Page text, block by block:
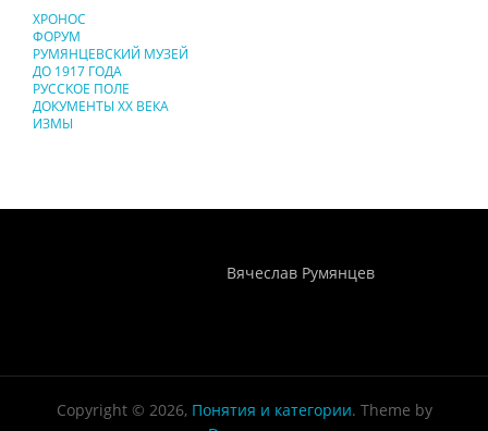
ХРОНОС
ФОРУМ
РУМЯНЦЕВСКИЙ МУЗЕЙ
ДО 1917 ГОДА
РУССКОЕ ПОЛЕ
ДОКУМЕНТЫ XX ВЕКА
ИЗМЫ
Вячеслав Румянцев
Copyright © 2026, Понятия и категории. Theme by